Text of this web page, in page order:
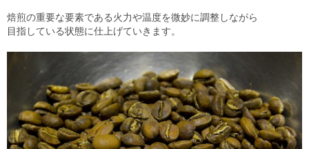
焙煎の重要な要素である火力や温度を微妙に調整しながら
目指している状態に仕上げていきます。